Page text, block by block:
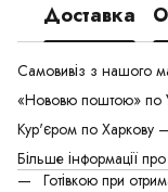
Доставка
Самовивіз з нашого
«Нововю поштою» по
Кур'єром по Харкову
Більше інформації
Готівкою при